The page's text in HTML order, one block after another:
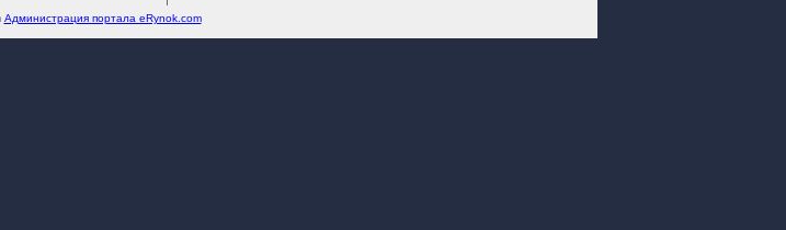
Администрация портала eRynok.com